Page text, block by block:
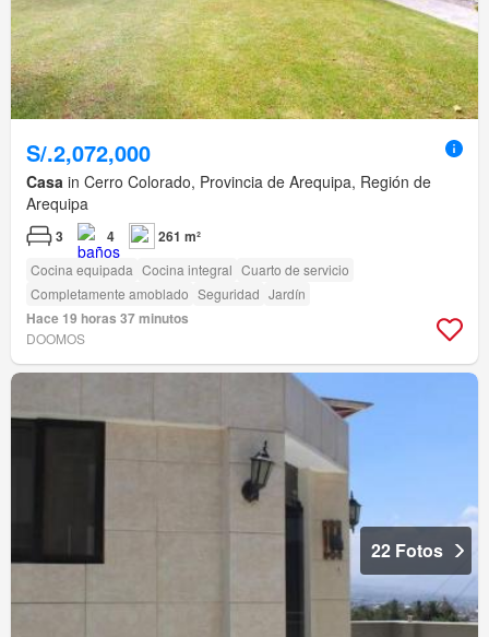
S/.2,072,000
Casa in Cerro Colorado, Provincia de Arequipa, Región de
Arequipa
3 4 261 m²
Cocina equipada Cocina integral Cuarto de servicio
Completamente amoblado Seguridad Jardín
Hace 19 horas 37 minutos
DOOMOS
22 Fotos